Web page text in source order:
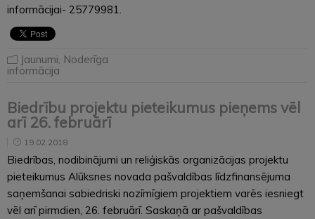
informācijai- 25779981.
Jaunumi, Noderīga
informācija
Biedrību projektu pieteikumus pieņems vēl
arī 26. februārī
19.02.2018
Biedrības, nodibinājumi un reliģiskās organizācijas projektu
pieteikumus Alūksnes novada pašvaldības līdzfinansējuma
saņemšanai sabiedriski nozīmīgiem projektiem varēs iesniegt
vēl arī pirmdien, 26. februārī. Saskaņā ar pašvaldības